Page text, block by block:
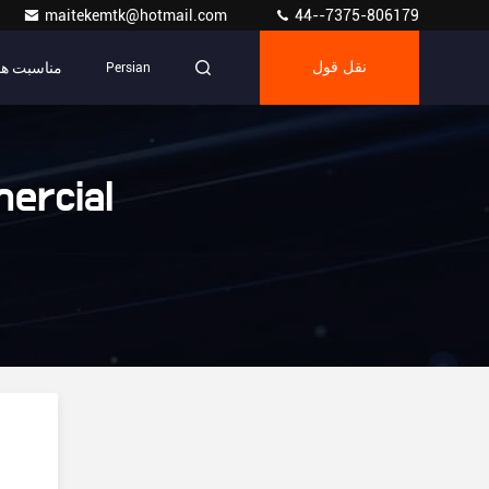
maitekemtk@hotmail.com 44--7375-806179
مناسبت Persian نقل قول